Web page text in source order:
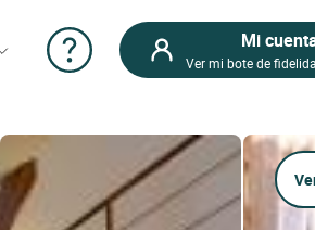
Mi
Ver mi bote de